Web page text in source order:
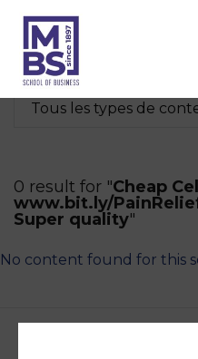
Tous les types de
0 result for "Cheap
www.bit.ly/
Super quality"
No content found for this